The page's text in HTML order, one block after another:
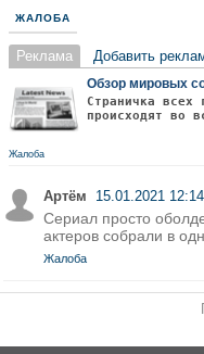
ЖАЛОБА
Реклама Добавить
Обзор мировых
Страничка всех
происходят во
Жалоба
Артём 15.01.2021
Сериал просто
актеров собрали в
Жалоба